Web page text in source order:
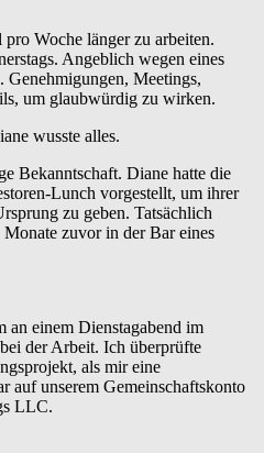
Woche länger zu arbeiten.
Angeblich wegen eines
Meetings,
um glaubwürdig zu wirken.
wusste alles.
Bekanntschaft. Diane hatte die
Lunch vorgestellt, um ihrer
zu geben. Tatsächlich
zuvor in der Bar eines
an einem Dienstagabend im
der Arbeit. Ich überprüfte
als mir eine
auf unserem Gemeinschaftskonto
LLC.